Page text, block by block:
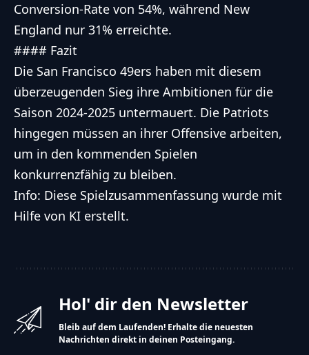
Conversion-Rate von 54%, während New
England nur 31% erreichte.
#### Fazit
Die San Francisco 49ers haben mit diesem
überzeugenden Sieg ihre Ambitionen für die
Saison 2024-2025 untermauert. Die Patriots
hingegen müssen an ihrer Offensive arbeiten,
um in den kommenden Spielen
konkurrenzfähig zu bleiben.
Info: Diese Spielzusammenfassung wurde mit
Hilfe von KI erstellt.
Hol' dir den Newsletter
Bleib auf dem Laufenden! Erhalte die neuesten
Nachrichten direkt in deinen Posteingang.